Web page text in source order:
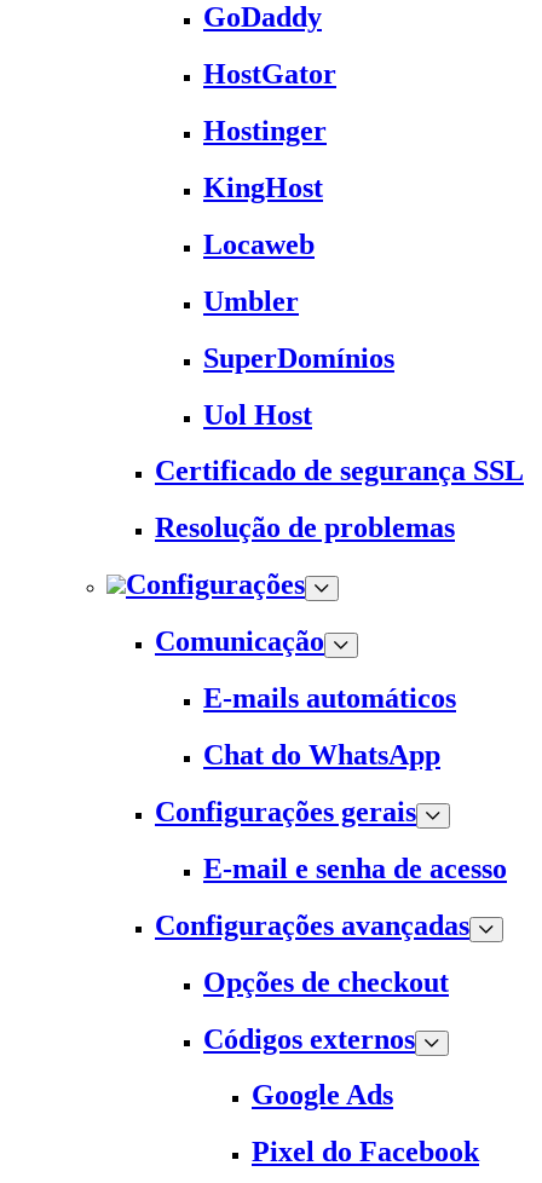
GoDaddy
HostGator
Hostinger
KingHost
Locaweb
Umbler
SuperDomínios
Uol Host
Certificado de segurança SSL
Resolução de problemas
Configurações
Comunicação
E-mails automáticos
Chat do WhatsApp
Configurações gerais
E-mail e senha de acesso
Configurações avançadas
Opções de checkout
Códigos externos
Google Ads
Pixel do Facebook